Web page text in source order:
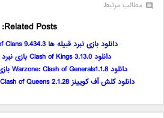
مطالب مرتبط
Related Posts:
دانلود بازی نبرد قبیله ها 9.434.3 Clash of Clans برای اندروید
دانلود Clash of Kings 3.13.0 بازی نبرد پادشاهان اندروید
دانلود Warzone: Clash of Generals1.1.8 بازی جنگ ژنرال ها اندروید
دانلود کلش آف کویینز Clash of Queens 2.1.28 بازی نبرد ملکه ها اندروید